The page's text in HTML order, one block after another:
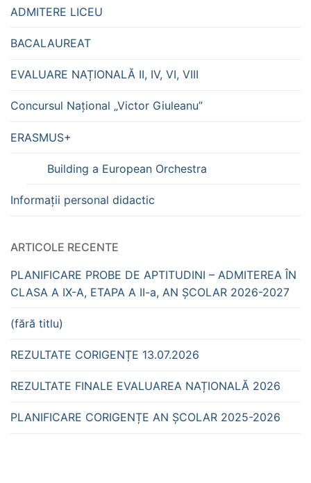
ADMITERE LICEU
BACALAUREAT
EVALUARE NAȚIONALĂ II, IV, VI, VIII
Concursul Național „Victor Giuleanu”
ERASMUS+
Building a European Orchestra
Informații personal didactic
ARTICOLE RECENTE
PLANIFICARE PROBE DE APTITUDINI – ADMITEREA ÎN
CLASA A IX-A, ETAPA A II-a, AN ȘCOLAR 2026-2027
(fără titlu)
REZULTATE CORIGENȚE 13.07.2026
REZULTATE FINALE EVALUAREA NAȚIONALĂ 2026
PLANIFICARE CORIGENȚE AN ȘCOLAR 2025-2026